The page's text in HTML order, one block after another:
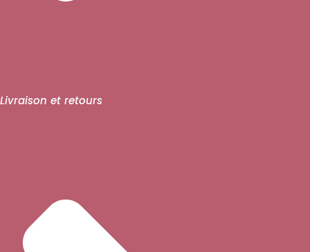
Livraison et retours